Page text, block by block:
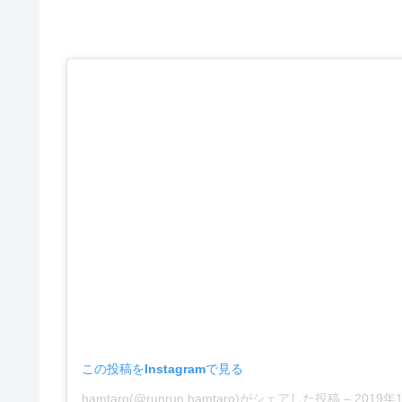
この投稿をInstagramで見る
hamtaro(@runrun.hamtaro)がシェアした投稿 – 2019年